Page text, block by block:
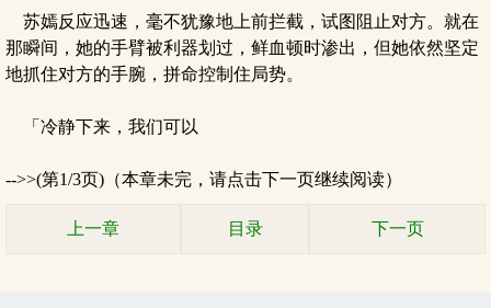
苏嫣反应迅速，毫不犹豫地上前拦截，试图阻止对方。就在
那瞬间，她的手臂被利器划过，鲜血顿时渗出，但她依然坚定
地抓住对方的手腕，拼命控制住局势。
「冷静下来，我们可以
-->>(第1/3页)（本章未完，请点击下一页继续阅读）
上一章 目录 下一页